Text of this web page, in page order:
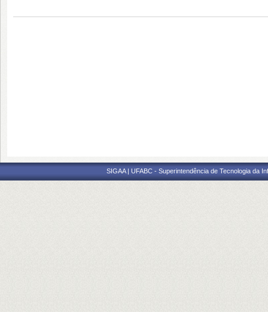
SIGAA | UFABC - Superintendência de Tecnologia da